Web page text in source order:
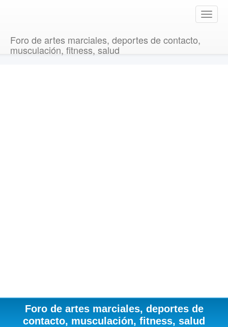
T
o
Foro de artes marciales, deportes de contacto,
musculación, fitness, salud
Foro de artes marciales, deportes de
contacto, musculación, fitness, salud